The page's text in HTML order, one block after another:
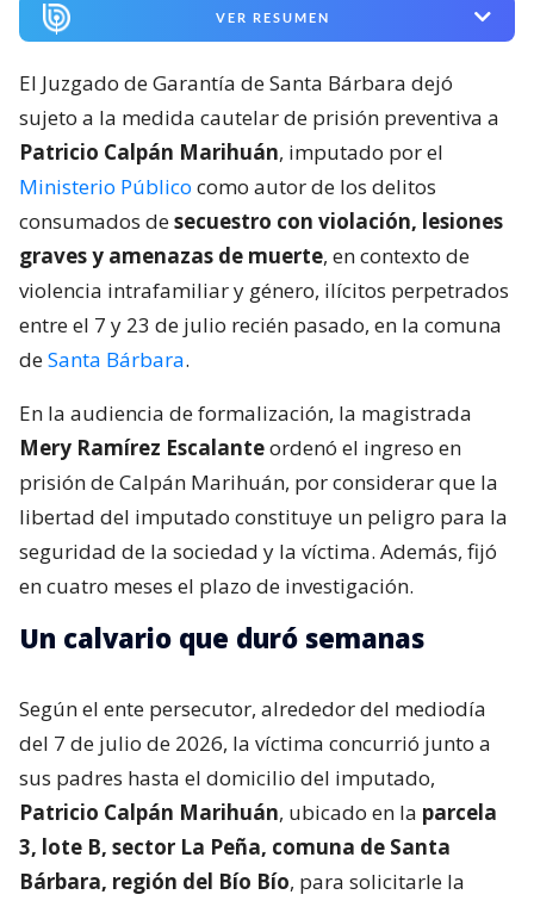
VER RESUMEN
El Juzgado de Garantía de Santa Bárbara dejó
sujeto a la medida cautelar de prisión preventiva a
Patricio Calpán Marihuán, imputado por el
Ministerio Público como autor de los delitos
consumados desecuestro con violación, lesiones
graves y amenazas de muerte, en contexto de
violencia intrafamiliar y género, ilícitos perpetrados
entre el 7 y 23 de julio recién pasado, en la comuna
deSanta Bárbara.
En la audiencia de formalización, la magistrada
Mery Ramírez Escalanteordenó el ingreso en
prisión de Calpán Marihuán, por considerar que la
libertad del imputado constituye un peligro para la
seguridad de la sociedad y la víctima. Además, fijó
en cuatro meses el plazo de investigación.
Un calvario que duró semanas
Según el ente persecutor, alrededor del mediodía
del 7 de julio de 2026, la víctima concurrió junto a
sus padres hasta el domicilio del imputado,
Patricio Calpán Marihuán, ubicado en la parcela
3, lote B, sector La Peña, comuna de Santa
Bárbara, región del Bío Bío, para solicitarle la